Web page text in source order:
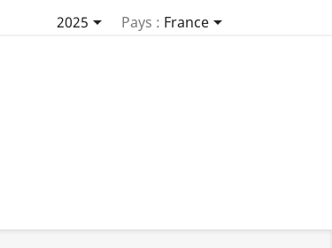
2025 Pays : France